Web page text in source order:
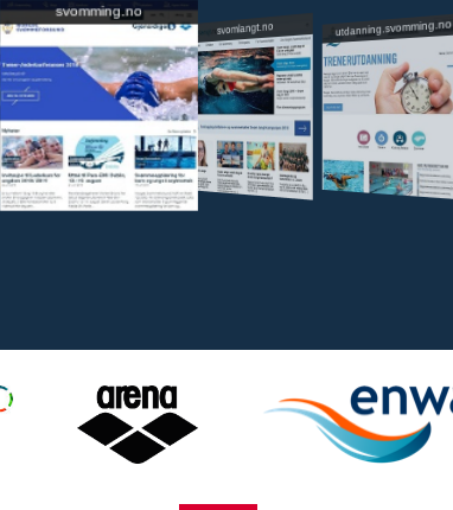
svomming.no
svomlangt.no utdanning.svomming.no